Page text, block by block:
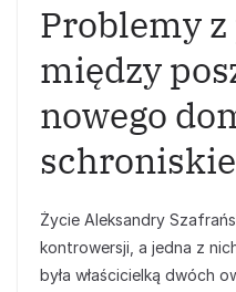
Problemy
między
nowego
Życie Aleksandry
kontrowersji, a jedna z
była właścicielką dwóch